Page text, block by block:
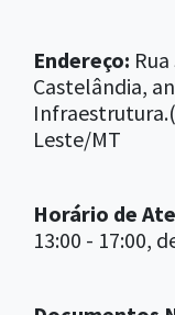
Endereço:
Castelândia,
Leste/MT
Horário de
13:00 - 17:00,